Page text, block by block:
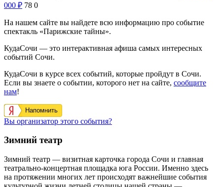
000 ₽ 78 0
На нашем сайте вы найдете всю информацию про событие
спектакль «Парижские тайны».
КудаСочи — это интерактивная афиша самых интересных
событий Сочи.
КудаСочи в курсе всех событий, которые пройдут в Сочи.
Если вы знаете о событии, которого нет на сайте, сообщите
нам!
Напомнить
Вы организатор этого события?
Зимний театр
Зимний театр — визитная карточка города Сочи и главная
театрально-концертная площадка юга России. Именно здесь
на протяжении многих лет происходят важнейшие события